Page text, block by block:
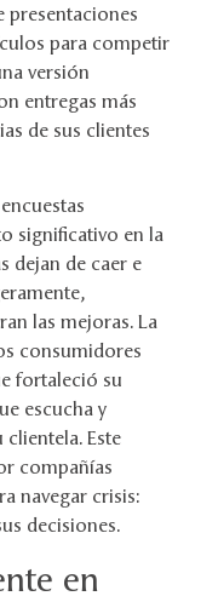
presentaciones
para competir
versión
entregas más
de sus clientes
significativo en la
dejan de caer e
las mejoras. La
consumidores
fortaleció su
escucha y
clientela. Este
compañías
navegar crisis:
decisiones.
en